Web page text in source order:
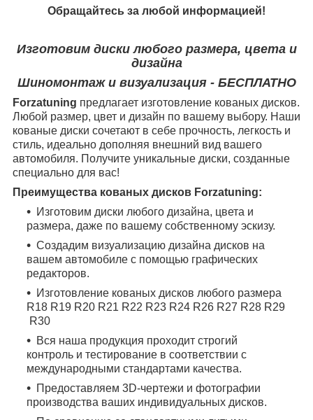
Обращайтесь за любой информацией!
Изготовим диски любого размера, цвета и
дизайна
Шиномонтаж и визуализация - БЕСПЛАТНО
Forzatuning предлагает изготовление кованых дисков.
Любой размер, цвет и дизайн по вашему выбору. Наши
кованые диски сочетают в себе прочность, легкость и
стиль, идеально дополняя внешний вид вашего
автомобиля. Получите уникальные диски, созданные
специально для вас!
Преимущества кованых дисков Forzatuning:
Изготовим диски любого дизайна, цвета и
размера, даже по вашему собственному эскизу.
Создадим визуализацию дизайна дисков на
вашем автомобиле с помощью графических
редакторов.
Изготовление кованых дисков любого размера
R18 R19 R20 R21 R22 R23 R24 R26 R27 R28 R29
R30
Вся наша продукция проходит строгий
контроль и тестирование в соответствии с
международными стандартами качества.
Предоставляем 3D-чертежи и фотографии
производства ваших индивидуальных дисков.